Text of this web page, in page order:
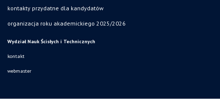
kontakty przydatne dla kandydatów
organizacja roku akademickiego 2025/2026
Wydział Nauk Ścisłych i Technicznych
kontakt
webmaster